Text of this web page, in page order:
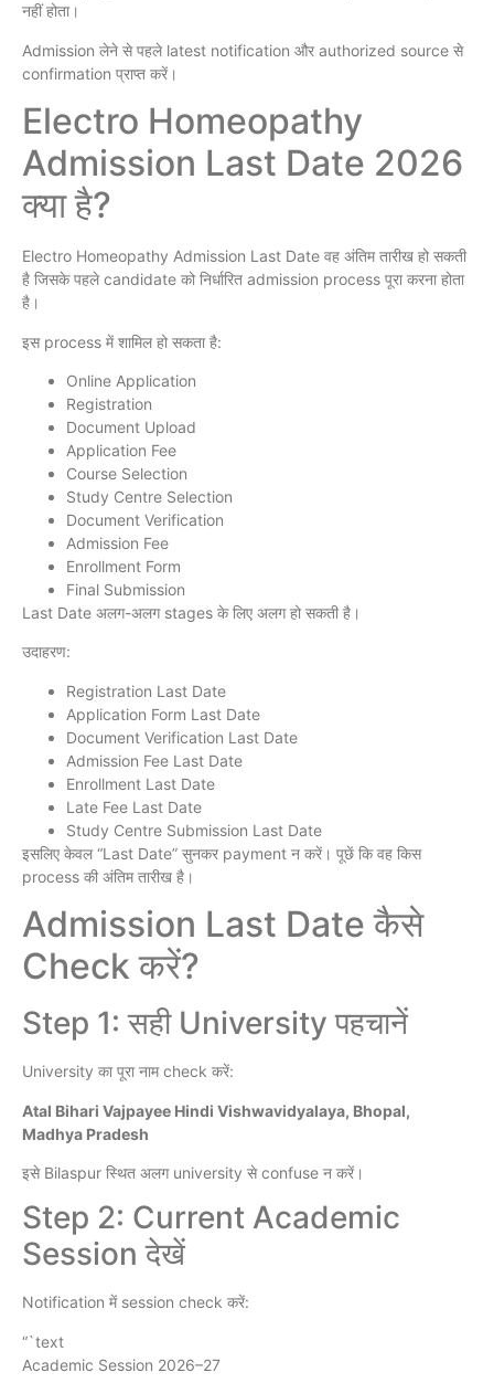
नहीं होता।
Admission लेने से पहले latest notification और authorized source से
confirmation प्राप्त करें।
Electro Homeopathy
Admission Last Date 2026
क्या है?
Electro Homeopathy Admission Last Date वह अंतिम तारीख हो सकती
है जिसके पहले candidate को निर्धारित admission process पूरा करना होता
है।
इस process में शामिल हो सकता है:
Online Application
Registration
Document Upload
Application Fee
Course Selection
Study Centre Selection
Document Verification
Admission Fee
Enrollment Form
Final Submission
Last Date अलग-अलग stages के लिए अलग हो सकती है।
उदाहरण:
Registration Last Date
Application Form Last Date
Document Verification Last Date
Admission Fee Last Date
Enrollment Last Date
Late Fee Last Date
Study Centre Submission Last Date
इसलिए केवल “Last Date” सुनकर payment न करें। पूछें कि वह किस
process की अंतिम तारीख है।
Admission Last Date कैसे
Check करें?
Step 1: सही University पहचानें
University का पूरा नाम check करें:
Atal Bihari Vajpayee Hindi Vishwavidyalaya, Bhopal,
Madhya Pradesh
इसे Bilaspur स्थित अलग university से confuse न करें।
Step 2: Current Academic
Session देखें
Notification में session check करें:
“`text
Academic Session 2026–27